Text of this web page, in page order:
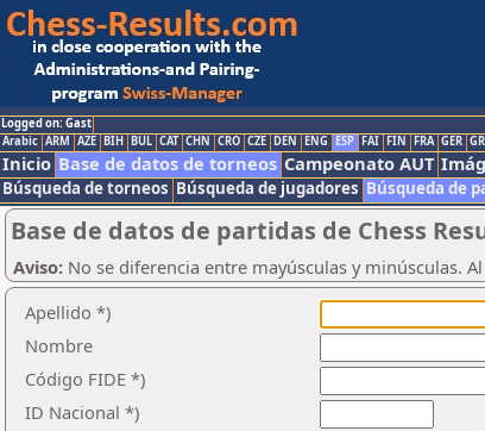
Logged on: Gast
Arabic ARM AZE BIH BUL CAT CHN CRO CZE DEN ENG ESP FAI FIN FRA GER
Inicio Base de datos de torneos Campeonato AUT
Búsqueda de torneos Búsqueda de jugadores Búsqueda de
Base de datos de partidas de Chess
Aviso: No se diferencia entre mayúsculas y minúsculas.
Apellido *)
Nombre
Código FIDE *)
ID Nacional *)